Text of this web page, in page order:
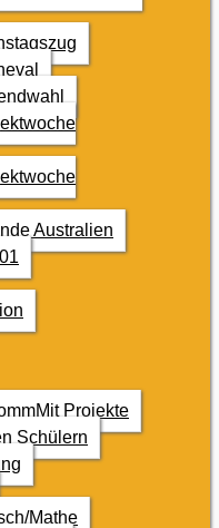
Australien
Projekte
Schülern
Mathe